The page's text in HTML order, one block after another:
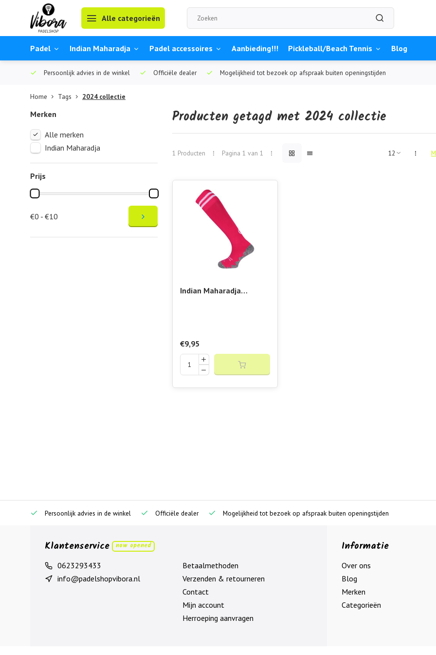
Alle categorieën
Padel Indian Maharadja Padel accessoires Aanbieding!!! Pickleball/Beach Tennis Blog
Persoonlijk advies in de winkel Officiële dealer Mogelijkheid tot bezoek op afspraak buiten openingstijden
Home Tags 2024 collectie
Merken
Alle merken
Indian Maharadja
Prijs
€0 - €10
Producten getagd met 2024 collectie
1 Producten Pagina 1 van 1
Indian Maharadja
€9,95
Persoonlijk advies in de winkel Officiële dealer Mogelijkheid tot bezoek op afspraak buiten openingstijden
Klantenservice
now opened
0623293433
info@padelshopvibora.nl
Betaalmethoden
Verzenden & retourneren
Contact
Mijn account
Herroeping aanvragen
Informatie
Over ons
Blog
Merken
Categorieën